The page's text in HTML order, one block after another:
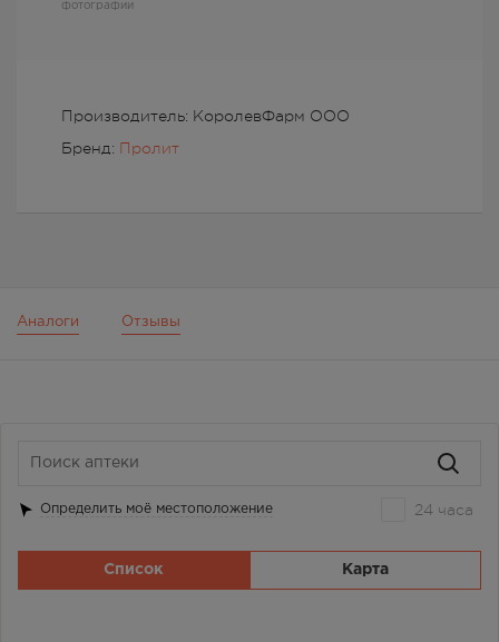
Производитель: КоролевФарм ООО
Бренд: Пролит
фотографии
Аналоги Отзывы
Определить моё местоположение 24 часа
Список Карта